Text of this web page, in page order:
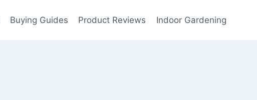
Buying Guides Product Reviews Indoor Gardening